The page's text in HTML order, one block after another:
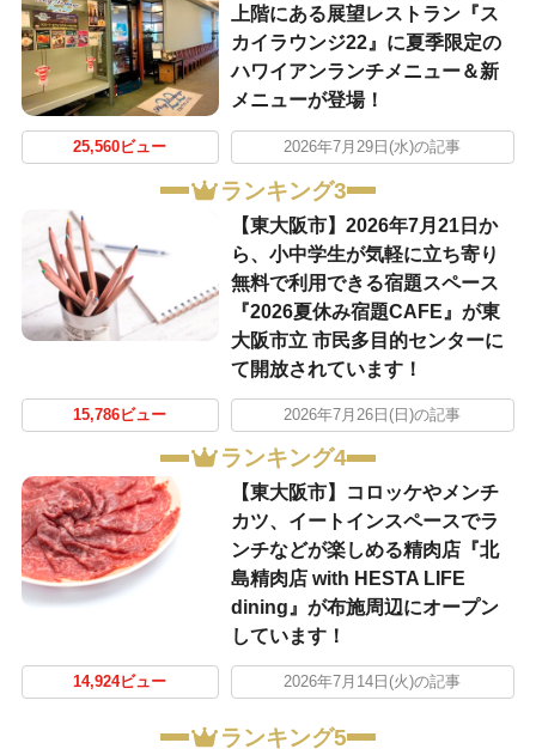
上階にある展望レストラン『ス
カイラウンジ22』に夏季限定の
ハワイアンランチメニュー＆新
メニューが登場！
25,560ビュー 2026年7月29日(水)の記事
ランキング3
【東大阪市】2026年7月21日か
ら、小中学生が気軽に立ち寄り
無料で利用できる宿題スペース
『2026夏休み宿題CAFE』が東
大阪市立 市民多目的センターに
て開放されています！
15,786ビュー 2026年7月26日(日)の記事
ランキング4
【東大阪市】コロッケやメンチ
カツ、イートインスペースでラ
ンチなどが楽しめる精肉店『北
島精肉店 with HESTA LIFE
dining』が布施周辺にオープン
しています！
14,924ビュー 2026年7月14日(火)の記事
ランキング5